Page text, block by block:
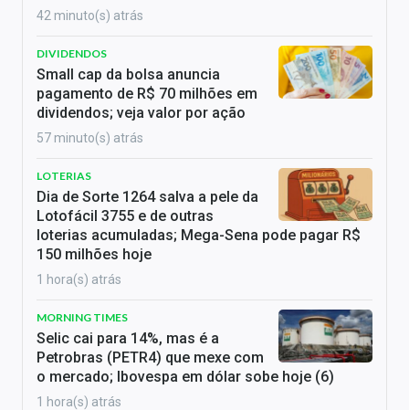
42 minuto(s) atrás
DIVIDENDOS
Small cap da bolsa anuncia
pagamento de R$ 70 milhões em
dividendos; veja valor por ação
57 minuto(s) atrás
LOTERIAS
Dia de Sorte 1264 salva a pele da
Lotofácil 3755 e de outras
loterias acumuladas; Mega-Sena pode pagar R$
150 milhões hoje
1 hora(s) atrás
MORNING TIMES
Selic cai para 14%, mas é a
Petrobras (PETR4) que mexe com
o mercado; Ibovespa em dólar sobe hoje (6)
1 hora(s) atrás